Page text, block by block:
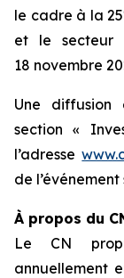
le cadre à la 25
et le secteur
18 novembre
Une
section «
l’adresse
de
À propos du
Le CN
annuellement